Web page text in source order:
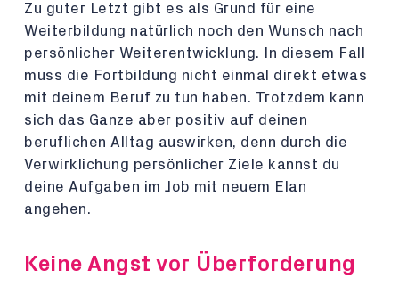
Zu guter Letzt gibt es als Grund für eine
Weiterbildung natürlich noch den Wunsch nach
persönlicher Weiterentwicklung. In diesem Fall
muss die Fortbildung nicht einmal direkt etwas
mit deinem Beruf zu tun haben. Trotzdem kann
sich das Ganze aber positiv auf deinen
beruflichen Alltag auswirken, denn durch die
Verwirklichung persönlicher Ziele kannst du
deine Aufgaben im Job mit neuem Elan
angehen.
Keine Angst vor Überforderung